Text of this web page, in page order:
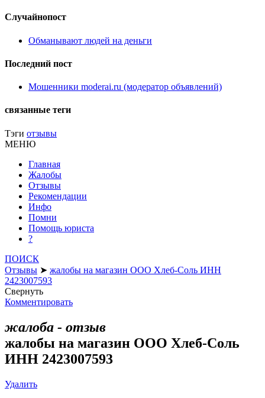
Случайнопост
Обманывают людей на деньги
Последний пост
Мошенники moderai.ru (модератор объявлений)
связанные теги
Тэги отзывы
МЕНЮ
Главная
Жалобы
Отзывы
Рекомендации
Инфо
Помни
Помощь юриста
?
ПОИСК
Отзывы ➤ жалобы на магазин ООО Хлеб-Соль ИНН
2423007593
Свернуть
Комментировать
жалоба - отзыв
жалобы на магазин ООО Хлеб-Соль
ИНН 2423007593
Удалить